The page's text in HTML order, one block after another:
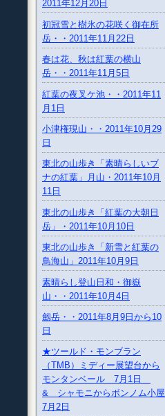
2011年12月20日
初冠雪と樹氷の花咲く御在所
岳・・2011年11月22日
春は花、秋は紅葉の横山
岳・・2011年11月5日
紅葉の夜叉ケ池・・2011年11
月1日
小津権現山・・2011年10月29
日
東北の山歩き「素晴らしいブ
ナの紅葉」月山・2011年10月
11日
東北の山歩き「紅葉の大朝日
岳」・2011年10月10日
東北の山歩き「新雪と紅葉の
鳥海山」2011年10月9日
素晴らし登山日和・御嶽
山・・2011年10月4日
劔岳・・2011年8月9日から10
日
★ツールド・モンブラン
（TMB）ミディー展望台から
モンタンベール 7月1日
& シャモニからボンノム小屋
7月2日